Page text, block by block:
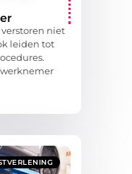
niet
leiden tot